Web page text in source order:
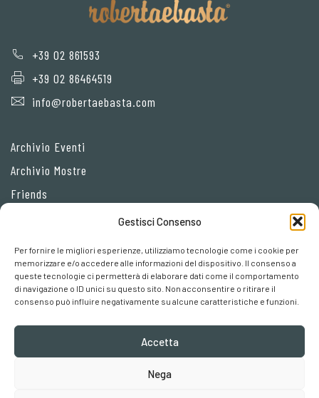
Gestisci Consenso
Per fornire le migliori esperienze, utilizziamo tecnologie come i cookie per
memorizzare e/o accedere alle informazioni del dispositivo. Il consenso a
queste tecnologie ci permetterà di elaborare dati come il comportamento
di navigazione o ID unici su questo sito. Non acconsentire o ritirare il
consenso può influire negativamente su alcune caratteristiche e funzioni.
Accetta
Nega
+39 02 861593
+39 02 86464519
info@robertaebasta.com
Archivio Eventi
Archivio Mostre
Friends
Cookie policy
Preferenze cookies